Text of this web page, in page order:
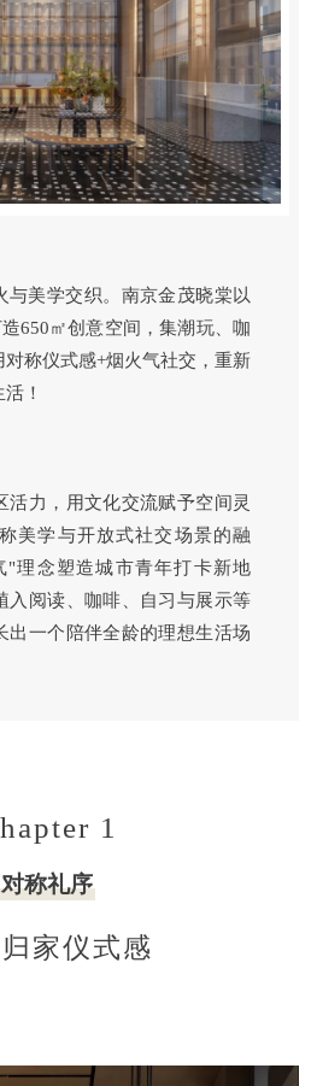
与美学交织。南京金茂晓棠以
650㎡创意空间，集潮玩、咖
称仪式感+烟火气社交，重新
！
活力，用文化交流赋予空间灵
美学与开放式社交场景的融
"理念塑造城市青年打卡新地
入阅读、咖啡、自习与展示等
出一个陪伴全龄的理想生活场
1
对称礼序
家仪式感